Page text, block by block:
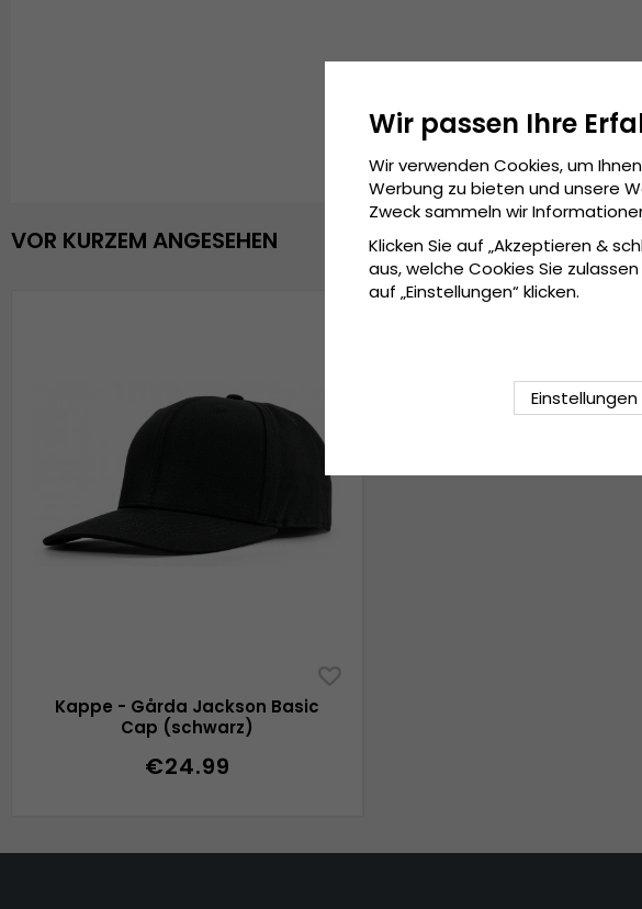
VOR KURZEM ANGESEHEN
Kappe - Gårda Jackson Basic
Cap (schwarz)
€24.99
Wir passen Ihre
Wir verwenden Cookies, um
Werbung zu bieten und unsere
Zweck sammeln wir
Klicken Sie auf „Akzeptieren &
aus, welche Cookies Sie
auf „Einstellungen“ klicken.
Einstellungen